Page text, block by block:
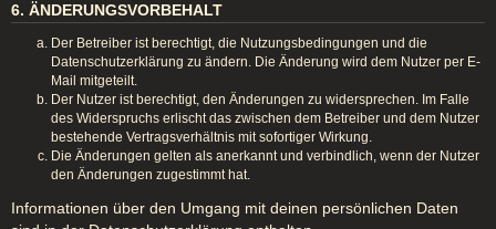
6. ÄNDERUNGSVORBEHALT
Der Betreiber ist berechtigt, die Nutzungsbedingungen und die
Datenschutzerklärung zu ändern. Die Änderung wird dem Nutzer per E-
Mail mitgeteilt.
Der Nutzer ist berechtigt, den Änderungen zu widersprechen. Im Falle
des Widerspruchs erlischt das zwischen dem Betreiber und dem Nutzer
bestehende Vertragsverhältnis mit sofortiger Wirkung.
Die Änderungen gelten als anerkannt und verbindlich, wenn der Nutzer
den Änderungen zugestimmt hat.
Informationen über den Umgang mit deinen persönlichen Daten